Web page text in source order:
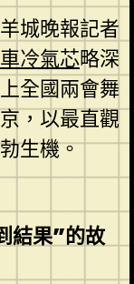
城晚報記者
冷氣芯略深
全國兩會舞
，以最直觀
生機。
結果”的故